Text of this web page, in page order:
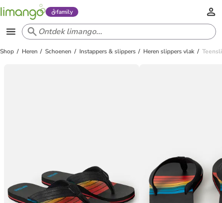
family
Shop Heren Schoenen Instappers & slippers Heren slippers vlak